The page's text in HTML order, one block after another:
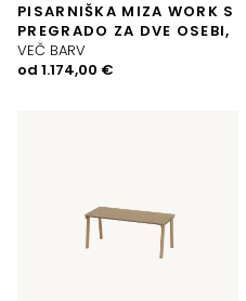
PISARNIŠKA MIZA WORK S
PREGRADO ZA DVE OSEBI,
VEČ BARV
od 1.174,00 €